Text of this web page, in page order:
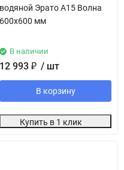
водяной Эрато А15 Волна
600х600 мм
В наличии
12 993 ₽ / шт
В корзину
Купить в 1 клик